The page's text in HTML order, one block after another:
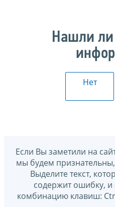
Нашли
Нет
Если Вы заметили на
мы будем
Выделите текст,
содержит ошибку, и
комбинацию клавиш: